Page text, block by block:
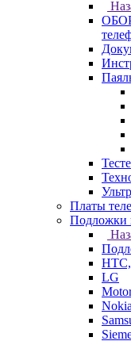
Платы
Подложки
LG
Nokia